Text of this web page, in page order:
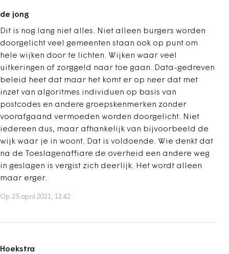
de jong
Dit is nog lang niet alles. Niet alleen burgers worden
doorgelicht veel gemeenten staan ook op punt om
hele wijken door te lichten. Wijken waar veel
uitkeringen of zorggeld naar toe gaan. Data-gedreven
beleid heet dat maar het komt er op neer dat met
inzet van algoritmes individuen op basis van
postcodes en andere groepskenmerken zonder
voorafgaand vermoeden worden doorgelicht. Niet
iedereen dus, maar afhankelijk van bijvoorbeeld de
wijk waar je in woont. Dat is voldoende. Wie denkt dat
na de Toeslagenaffiare de overheid een andere weg
in geslagen is vergist zich deerlijk. Het wordt alleen
maar erger.
Op 23 april 2021, 12:42
Hoekstra